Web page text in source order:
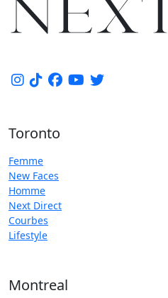
Toronto
Femme
New Faces
Homme
Next Direct
Courbes
Lifestyle
Montreal